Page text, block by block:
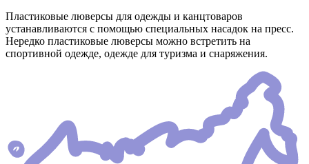
Пластиковые люверсы для одежды и канцтоваров
устанавливаются с помощью специальных насадок на пресс.
Нередко пластиковые люверсы можно встретить на
спортивной одежде, одежде для туризма и снаряжения.